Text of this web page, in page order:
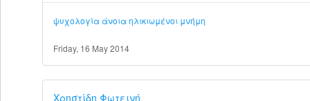
ψυχολογίαάνοιαηλικιωμένοι μνήμη
Friday, 16 May 2014
Χρηστίδη Φωτεινή